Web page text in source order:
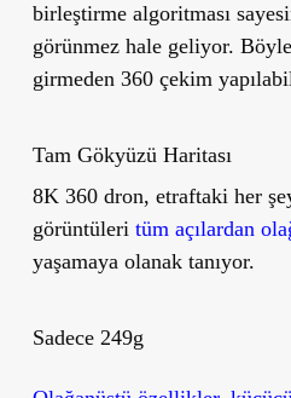
birleştirme algoritması
görünmez hale geliyor.
girmeden 360 çekim
Tam Gökyüzü Haritası
8K 360 dron, etraftaki her
görüntüleri tüm açılardan
yaşamaya olanak tanıyor.
Sadece 249g